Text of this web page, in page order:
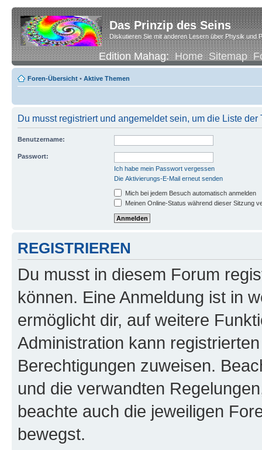
Das Prinzip des Seins
Diskutieren Sie mit anderen Lesern über Physik und
Edition Mahag:Home Sitemap
Foren-Übersicht • Aktive Themen
Du musst registriert und angemeldet sein, um die Liste
Benutzername:
Passwort:
Ich habe mein Passwort vergessen
Die Aktivierungs-E-Mail erneut senden
Mich bei jedem Besuch automatisch anmelden
Meinen Online-Status während dieser Sitzung
REGISTRIEREN
Du musst in diesem Forum
können. Eine Anmeldung ist in
ermöglicht dir, auf weitere
Administration kann
Berechtigungen zuweisen.
und die verwandten
beachte auch die jeweiligen
bewegst.